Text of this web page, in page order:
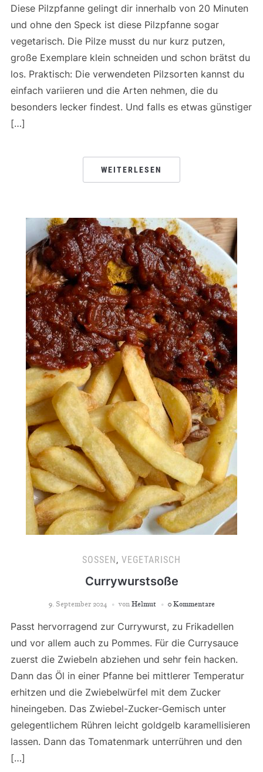
Diese Pilzpfanne gelingt dir innerhalb von 20 Minuten
und ohne den Speck ist diese Pilzpfanne sogar
vegetarisch. Die Pilze musst du nur kurz putzen,
große Exemplare klein schneiden und schon brätst du
los. Praktisch: Die verwendeten Pilzsorten kannst du
einfach variieren und die Arten nehmen, die du
besonders lecker findest. Und falls es etwas günstiger
[…]
WEITERLESEN
SOSSEN , VEGETARISCH
Currywurstsoße
9. September 2024 von Helmut 0 Kommentare
Passt hervorragend zur Currywurst, zu Frikadellen
und vor allem auch zu Pommes. Für die Currysauce
zuerst die Zwiebeln abziehen und sehr fein hacken.
Dann das Öl in einer Pfanne bei mittlerer Temperatur
erhitzen und die Zwiebelwürfel mit dem Zucker
hineingeben. Das Zwiebel-Zucker-Gemisch unter
gelegentlichem Rühren leicht goldgelb karamellisieren
lassen. Dann das Tomatenmark unterrühren und den
[…]